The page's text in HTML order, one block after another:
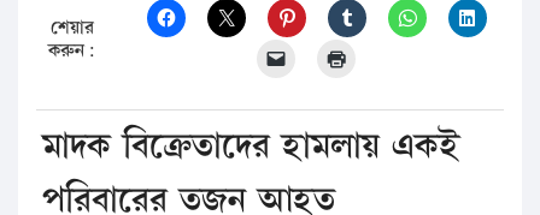
শেয়ার
করুন:
মাদক বিক্রেতাদের হামলায় একই
পরিবারের তজন আহত